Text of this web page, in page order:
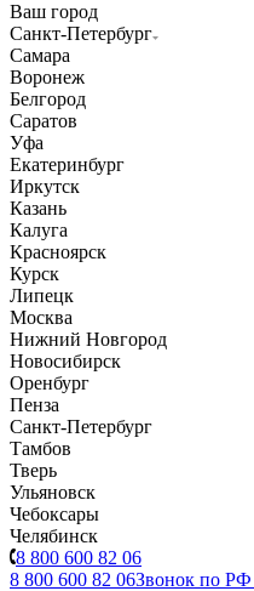
Ваш город
Санкт-Петербург
Самара
Воронеж
Белгород
Саратов
Уфа
Екатеринбург
Иркутск
Казань
Калуга
Красноярск
Курск
Липецк
Москва
Нижний Новгород
Новосибирск
Оренбург
Пенза
Санкт-Петербург
Тамбов
Тверь
Ульяновск
Чебоксары
Челябинск
8 800 600 82 06
8 800 600 82 06Звонок по РФ